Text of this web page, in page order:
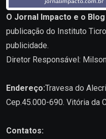
O Jornal Impacto e o
publicação do Instituto
publicidade.
Diretor Responsável:
Endereço:Travesa do
Cep.45.000-690. Vitória da
Contatos: